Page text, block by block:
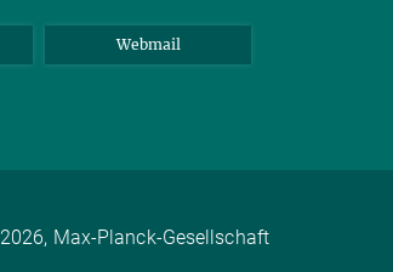
Webmail
2026, Max-Planck-Gesellschaft